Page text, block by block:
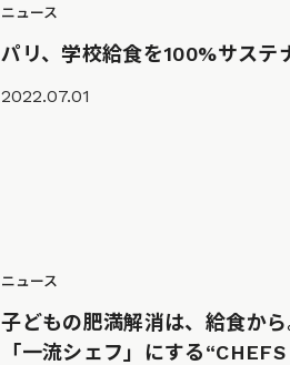
ニュース
パリ、学校給食を100%サステ
2022.07.01
ニュース
子どもの肥満解消は、給食か
「一流シェフ」にする